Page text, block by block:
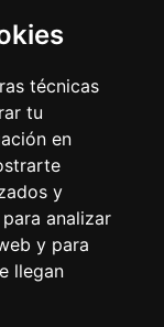
técnicas
tu
en
y
analizar
y para
llegan